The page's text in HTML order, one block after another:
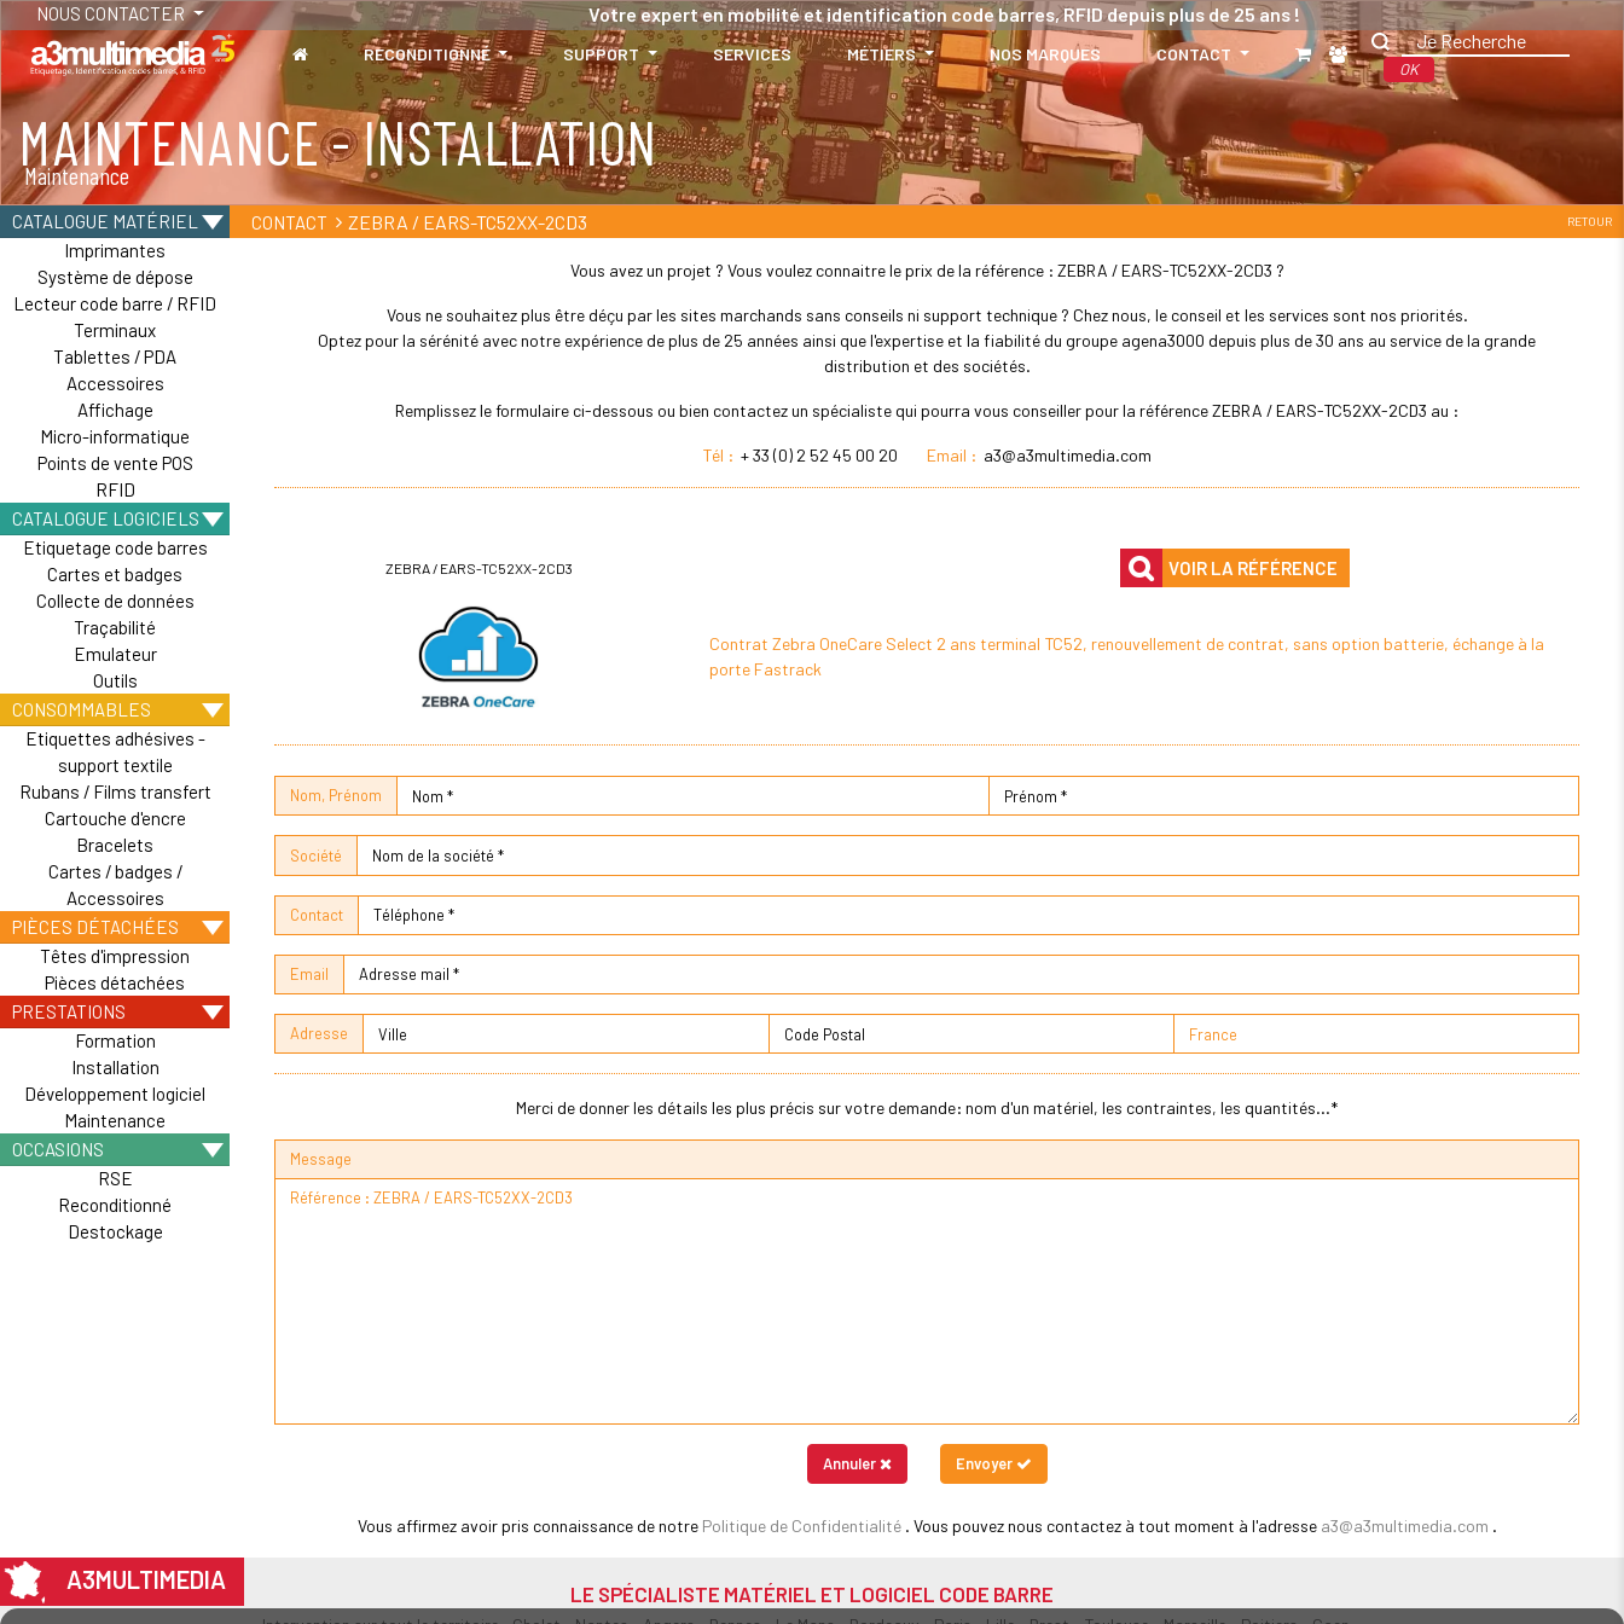
NOUS CONTACTER Votre expert en mobilité et identification code barres, RFID depuis plus de 25 ans !
RECONDITIONNÉ SUPPORT SERVICES MÉTIERS NOS MARQUES CONTACT
OK
MAINTENANCE - INSTALLATION
Maintenance
CATALOGUE MATÉRIEL
Imprimantes
Système de dépose
Lecteur code barre / RFID
Terminaux
Tablettes / PDA
Accessoires
Affichage
Micro-informatique
Points de vente POS
RFID
CATALOGUE LOGICIELS
Etiquetage code barres
Cartes et badges
Collecte de données
Traçabilité
Emulateur
Outils
CONSOMMABLES
Etiquettes adhésives -
support textile
Rubans / Films transfert
Cartouche d'encre
Bracelets
Cartes / badges /
Accessoires
PIÈCES DÉTACHÉES
Têtes d'impression
Pièces détachées
PRESTATIONS
Formation
Installation
Développement logiciel
Maintenance
OCCASIONS
RSE
Reconditionné
Destockage
CONTACT ZEBRA / EARS-TC52XX-2CD3 RETOUR
Vous avez un projet ? Vous voulez connaitre le prix de la référence : ZEBRA / EARS-TC52XX-2CD3 ?
Vous ne souhaitez plus être déçu par les sites marchands sans conseils ni support technique ? Chez nous, le conseil et les services sont nos priorités.
Optez pour la sérénité avec notre expérience de plus de 25 années ainsi que l'expertise et la fiabilité du groupe agena3000 depuis plus de 30 ans au service de la grande
distribution et des sociétés.
Remplissez le formulaire ci-dessous ou bien contactez un spécialiste qui pourra vous conseiller pour la référence ZEBRA / EARS-TC52XX-2CD3 au :
Tél : + 33 (0) 2 52 45 00 20 Email : a3@a3multimedia.com
ZEBRA / EARS-TC52XX-2CD3 VOIR LA RÉFÉRENCE
Contrat Zebra OneCare Select 2 ans terminal TC52, renouvellement de contrat, sans option batterie, échange à la
porte Fastrack
Nom, Prénom
Société
Contact
Email
Adresse
Merci de donner les détails les plus précis sur votre demande: nom d'un matériel, les contraintes, les quantités...*
Message
Annuler Envoyer
Vous affirmez avoir pris connaissance de notre Politique de Confidentialité . Vous pouvez nous contactez à tout moment à l'adresse a3@a3multimedia.com .
A3MULTIMEDIA LE SPÉCIALISTE MATÉRIEL ET LOGICIEL CODE BARRE